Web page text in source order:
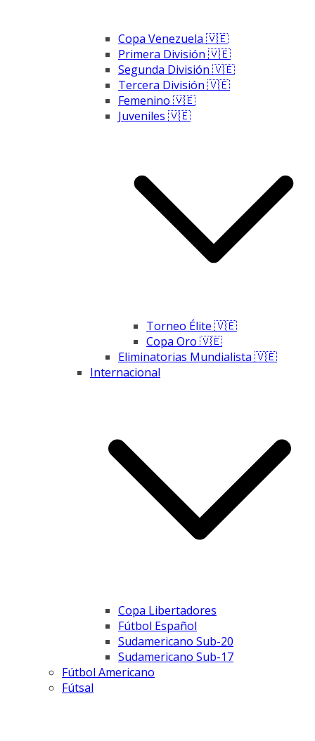
Copa Venezuela 🇻🇪
Primera División 🇻🇪
Segunda División 🇻🇪
Tercera División 🇻🇪
Femenino 🇻🇪
Juveniles 🇻🇪
Torneo Élite 🇻🇪
Copa Oro 🇻🇪
Eliminatorias Mundialista 🇻🇪
Internacional
Copa Libertadores
Fútbol Español
Sudamericano Sub-20
Sudamericano Sub-17
Fútbol Americano
Fútsal